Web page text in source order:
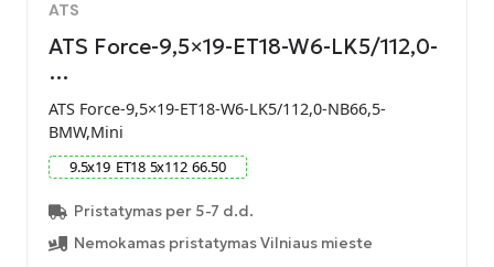
ATS
ATS Force-9,5×19-ET18-W6-LK5/112,0-
…
ATS Force-9,5×19-ET18-W6-LK5/112,0-NB66,5-
BMW,Mini
9.5x19 ET18 5x112 66.50
Pristatymas per 5-7 d.d.
Nemokamas pristatymas Vilniaus mieste